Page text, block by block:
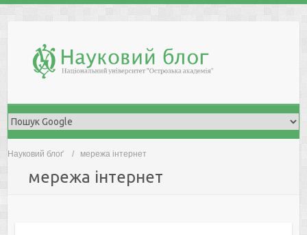
Науковий блоґ мережа інтернет
мережа інтернет